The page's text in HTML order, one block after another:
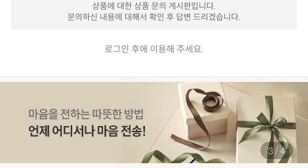
상품에 대한 상품 문의 게시판입니다.
문의하신 내용에 대해서 확인 후 답변 드리겠습니다.
로그인 후에 이용해 주세요.
3 /4